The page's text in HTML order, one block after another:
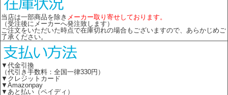
当店は一部商品を除き メーカー取り寄せしております。
（受注後にメーカーへ発注致します）
ご注文をいただいた時点で在庫切れの場合もございますので、あらかじめご
了承ください。
▼代金引換
（代引き手数料：全国一律330円）
▼クレジットカード
▼Amazonpay
▼あと払い（ペイディ）